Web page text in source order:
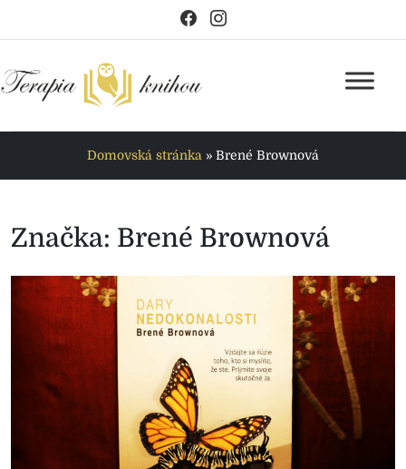
Domovská stránka » Brené Brownová
Značka: Brené Brownová